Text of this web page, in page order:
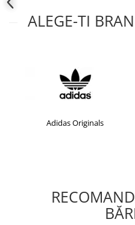
ALEGE-TI
Adidas Originals